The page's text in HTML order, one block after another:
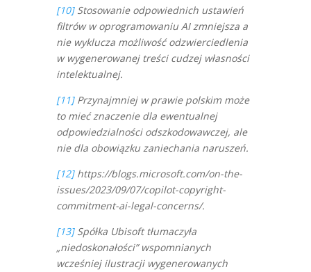
[10]Stosowanie odpowiednich ustawień
filtrów w oprogramowaniu AI zmniejsza a
nie wyklucza możliwość odzwierciedlenia
w wygenerowanej treści cudzej własności
intelektualnej.
[11]Przynajmniej w prawie polskim może
to mieć znaczenie dla ewentualnej
odpowiedzialności odszkodowawczej, ale
nie dla obowiązku zaniechania naruszeń.
[12]https://blogs.microsoft.com/on-the-
issues/2023/09/07/copilot-copyright-
commitment-ai-legal-concerns/.
[13]Spółka Ubisoft tłumaczyła
„niedoskonałości” wspomnianych
wcześniej ilustracji wygenerowanych